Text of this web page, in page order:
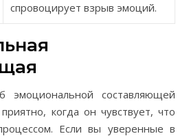
спровоцирует взрыв эмоций.
составляющей
когда он чувствует, что
Если вы уверенные в